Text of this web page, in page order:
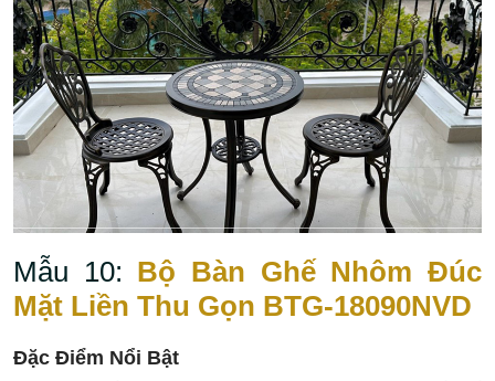
Mẫu 10: Bộ Bàn Ghế Nhôm Đúc
Mặt Liền Thu Gọn BTG-18090NVD
Đặc Điểm Nổi Bật